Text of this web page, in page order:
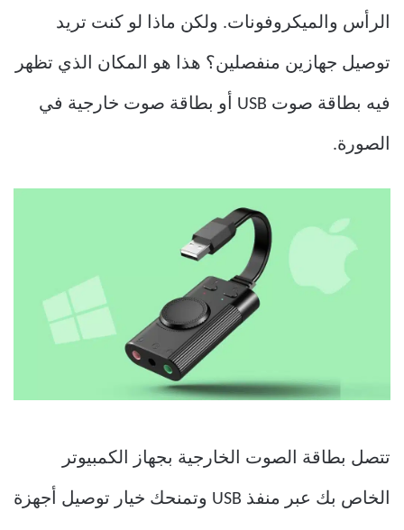
الرأس والميكروفونات. ولكن ماذا لو كنت تريد
توصيل جهازين منفصلين؟ هذا هو المكان الذي تظهر
فيه بطاقة صوت USB أو بطاقة صوت خارجية في
الصورة.
تتصل بطاقة الصوت الخارجية بجهاز الكمبيوتر
الخاص بك عبر منفذ USB وتمنحك خيار توصيل أجهزة